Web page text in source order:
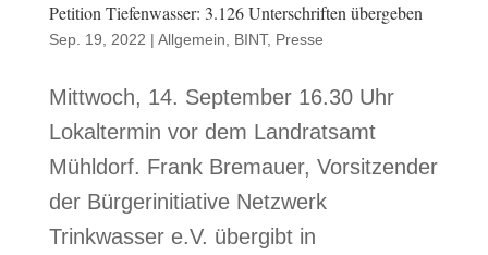
Petition Tiefenwasser: 3.126 Unterschriften übergeben
Sep. 19, 2022 | Allgemein BINT, Presse
Mittwoch, 14. September 16.30 Uhr
Lokaltermin vor dem Landratsamt
Mühldorf. Frank Bremauer, Vorsitzender
der Bürgerinitiative Netzwerk
Trinkwasser e.V. übergibt in